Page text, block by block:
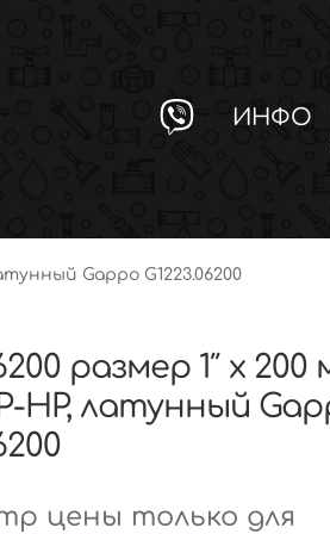
ИНФО
Gappo G1223.06200
размер 1″ х 200
НР, латунный
цены только для